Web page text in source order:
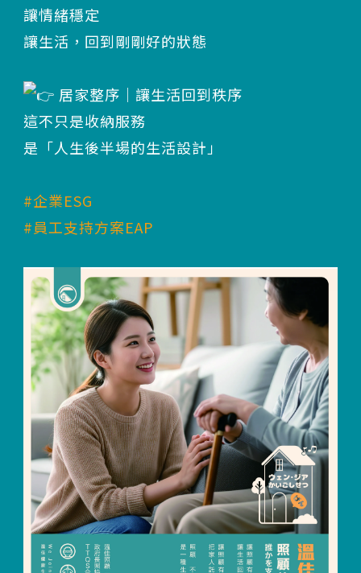
讓情緒穩定
讓生活，回到剛剛好的狀態
居家整序｜讓生活回到秩序
這不只是收納服務
是「人生後半場的生活設計」
#企業ESG
#員工支持方案EAP